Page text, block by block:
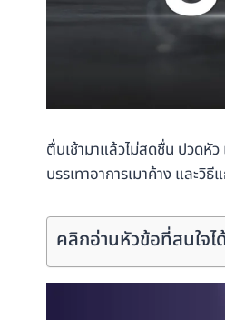
ตื่นเช้ามาแล้วไม่สดชื่น ปวดหั
บรรเทาอาการเมาค้าง และวิ
คลิกอ่านหัวข้อที่สนใจไ